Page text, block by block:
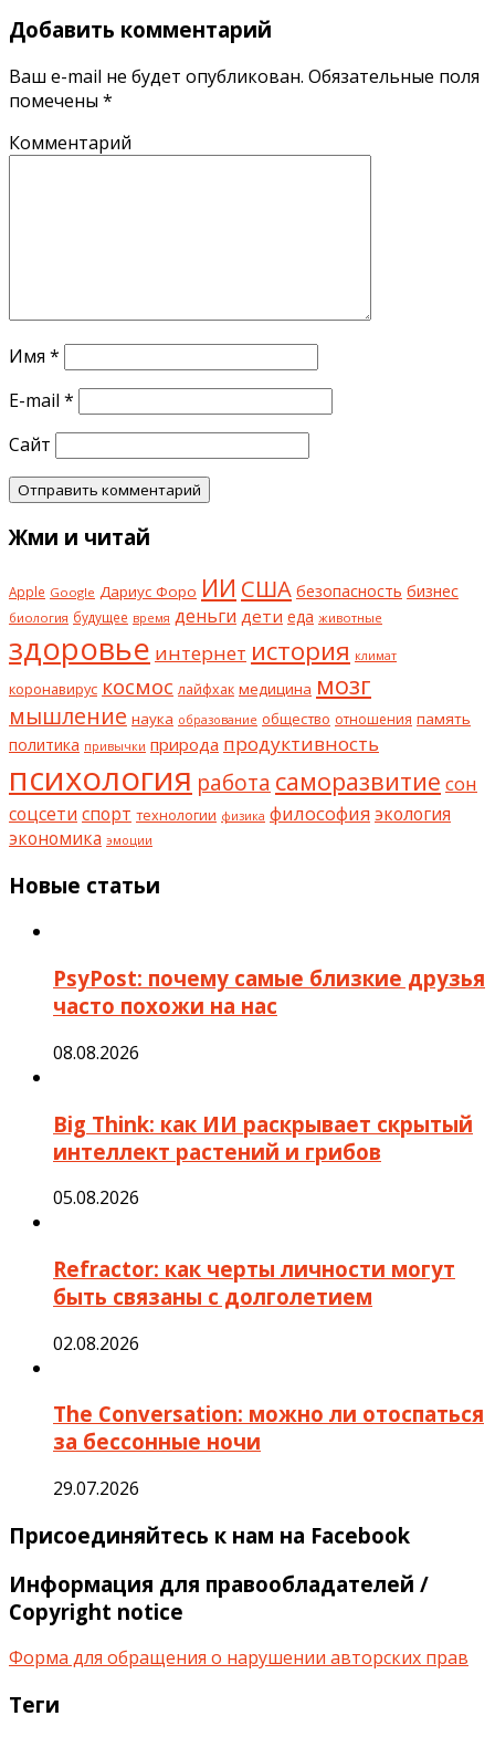
Добавить комментарий
Ваш e-mail не будет опубликован. Обязательные поля
помечены *
Комментарий
Имя *
E-mail *
Сайт
Жми и читай
Apple Google Дариус Форо ИИ США безопасность бизнес
биология будущее время деньги дети еда животные
здоровье интернет история климат
коронавирус космос лайфхак медицина мозг
мышление наука образование общество отношения память
политика привычки природа продуктивность
психология работа саморазвитие сон
соцсети спорт технологии физика философия экология
экономика эмоции
Новые статьи
PsyPost: почему самые близкие друзья
часто похожи на нас
08.08.2026
Big Think: как ИИ раскрывает скрытый
интеллект растений и грибов
05.08.2026
Refractor: как черты личности могут
быть связаны с долголетием
02.08.2026
The Conversation: можно ли отоспаться
за бессонные ночи
29.07.2026
Присоединяйтесь к нам на Facebook
Информация для правообладателей /
Copyright notice
Форма для обращения о нарушении авторских прав
Теги